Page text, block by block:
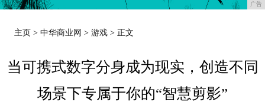
广告
主页 >中华商业网 >游戏 > 正文
当可携式数字分身成为现实，创造不同
场景下专属于你的“智慧剪影”